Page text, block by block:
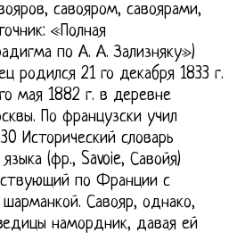
савояром, савоярами,
«Полная
по А. А. Зализняку»)
родился 21 го декабря 1833 г.
мая 1882 г. в деревне
По французски учил
Исторический словарь
(фр., Savoie, Савойя)
по Франции с
Савояр, однако,
намордник, давая ей